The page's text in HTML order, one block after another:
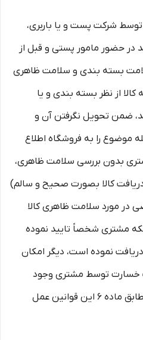
کالا توسط شرکت پست و یا باربری،
حضور مامور پستی و قبل از
بسته بندی و سلامت ظاهری
از نظر بسته بندی و یا
ضمن تحویل نگرفتن آن و
موضوع را به فروشگاه اطلاع
بدون بررسی سلامت ظاهری،
دریافت کالا بصورت صحیح و سالم)
در مورد سلامت ظاهری کالا
مشتری شخصاً تایید نموده
نموده است، دیگر امکان
خسارت توسط مشتری وجود
ندارد. در ضمن در این موارد مطابق ماده ۶ این قوانین عمل